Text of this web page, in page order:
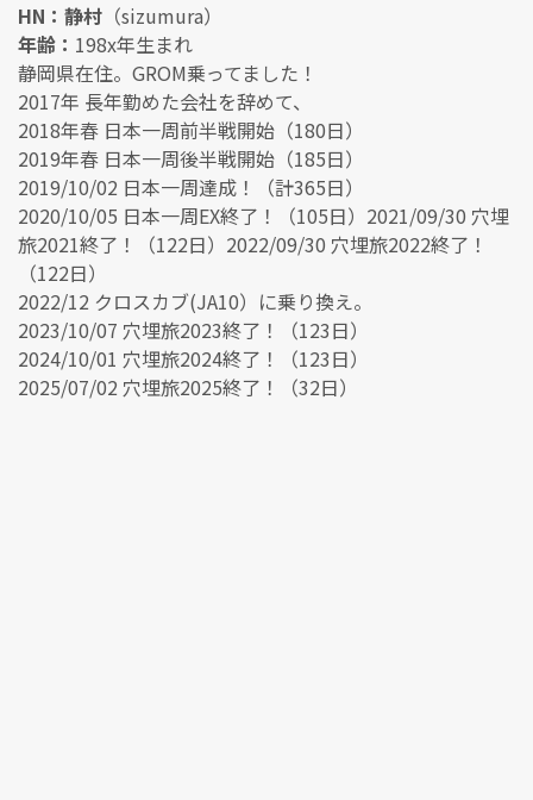
HN：静村 （sizumura）
年齢： 198x年生まれ
静岡県在住。GROM乗ってました！
2017年 長年勤めた会社を辞めて、
2018年春 日本一周前半戦開始（180日）
2019年春 日本一周後半戦開始（185日）
2019/10/02 日本一周達成！（計365日）
2020/10/05 日本一周EX終了！（105日）2021/09/30 穴埋
旅2021終了！（122日）2022/09/30 穴埋旅2022終了！
（122日）
2022/12 クロスカブ(JA10）に乗り換え。
2023/10/07 穴埋旅2023終了！（123日）
2024/10/01 穴埋旅2024終了！（123日）
2025/07/02 穴埋旅2025終了！（32日）